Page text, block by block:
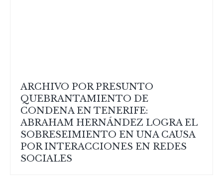
ARCHIVO POR PRESUNTO
QUEBRANTAMIENTO DE
CONDENA EN TENERIFE:
ABRAHAM HERNÁNDEZ LOGRA EL
SOBRESEIMIENTO EN UNA CAUSA
POR INTERACCIONES EN REDES
SOCIALES